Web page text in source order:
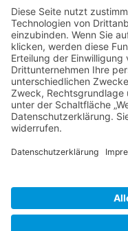
Sonstige
Kontakt
Facebook
Anfahrt & Lageplan